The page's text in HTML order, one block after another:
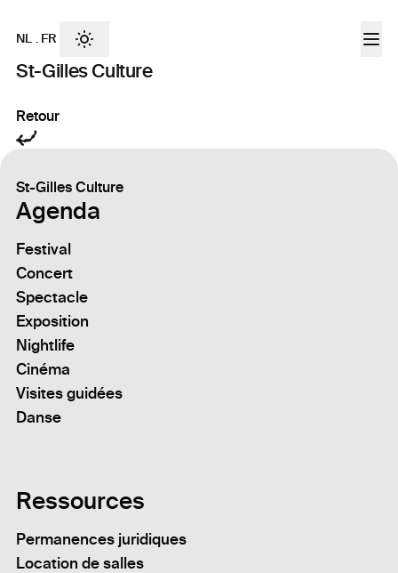
St-Gilles Culture
NL . FR
Retour
St-Gilles Culture
Agenda
Festival
Concert
Spectacle
Exposition
Nightlife
Cinéma
Visites guidées
Danse
Ressources
Permanences juridiques
Location de salles